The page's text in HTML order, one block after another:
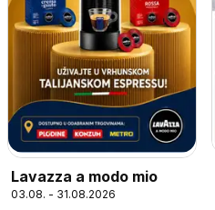
Lavazza a modo mio
03.08. - 31.08.2026